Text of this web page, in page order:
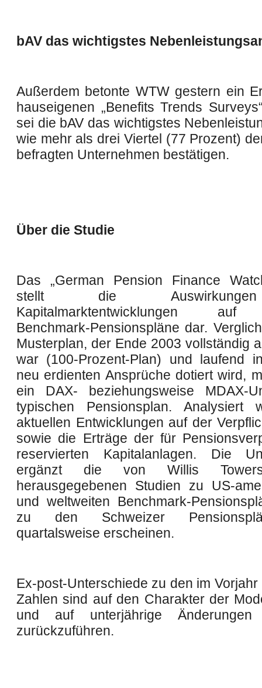
bAV das wichtigstes
Außerdem betonte WTW gestern ein
hauseigenen „Benefits Trends
sei die bAV das wichtigstes
wie mehr als drei Viertel (77 Prozent)
befragten Unternehmen bestätigen.
Über die Studie
Das „German Pension Finance
stellt die
Kapitalmarktentwicklungen auf
Benchmark-Pensionspläne dar.
Musterplan, der Ende 2003 vollständig
war (100-Prozent-Plan) und laufend
neu erdienten Ansprüche dotiert wird,
ein DAX- beziehungsweise MDAX-
typischen Pensionsplan. Analysiert
aktuellen Entwicklungen auf der
sowie die Erträge der für
reservierten Kapitalanlagen. Die
ergänzt die von Willis
herausgegebenen Studien zu US-
und weltweiten Benchmark-
zu den Schweizer
quartalsweise erscheinen.
Ex-post-Unterschiede zu den im
Zahlen sind auf den Charakter der
und auf unterjährige
zurückzuführen.